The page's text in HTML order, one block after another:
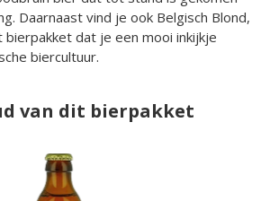
Daarnaast vind je ook Belgisch Blond,
bierpakket dat je een mooi inkijkje
biercultuur.
van dit bierpakket